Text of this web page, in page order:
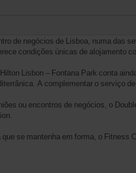
de negócios de Lisboa, numa das
condições únicas de alojamento
Lisbon – Fontana Park conta
A complementar o serviço
ou encontros de negócios, o
que se mantenha em forma, o Fitness